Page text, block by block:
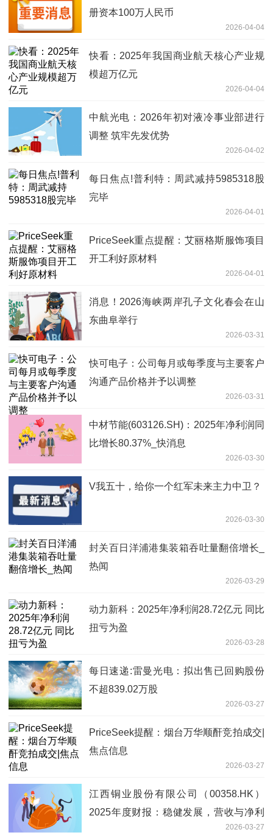
册资本100万人民币
2026-04-04
快看：2025年我国商业航天核心产业规
模超万亿元
2026-04-04
中航光电：2026年初对液冷事业部进行
调整 筑牢先发优势
2026-04-02
每日焦点!普利特：周武减持5985318股
完毕
2026-04-01
PriceSeek重点提醒：艾丽格斯服饰项目
开工利好原材料
2026-04-01
消息！2026海峡两岸孔子文化春会在山
东曲阜举行
2026-03-31
快可电子：公司每月或每季度与主要客户
沟通产品价格并予以调整
2026-03-31
中材节能(603126.SH)：2025年净利润同
比增长80.37%_快消息
2026-03-30
V我五十，给你一个红军未来主力中卫？
2026-03-30
封关百日洋浦港集装箱吞吐量翻倍增长_
热闻
2026-03-29
动力新科：2025年净利润28.72亿元 同比
扭亏为盈
2026-03-28
每日速递:雷曼光电：拟出售已回购股份
不超839.02万股
2026-03-27
PriceSeek提醒：烟台万华顺酐竞拍成交|
焦点信息
2026-03-27
江西铜业股份有限公司（00358.HK）
2025年度财报：稳健发展，营收与净利
2026-03-27